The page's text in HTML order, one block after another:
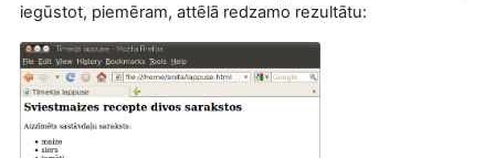
iegūstot, piemēram, attēlā redzamo rezultātu: